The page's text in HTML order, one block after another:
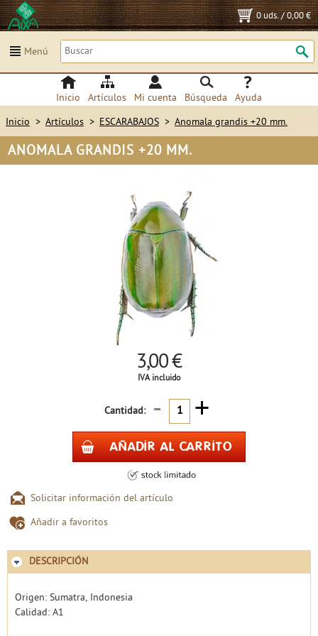
0 uds./0,00 €
Menú
Inicio Artículos Mi cuenta Búsqueda Ayuda
Inicio > Artículos > ESCARABAJOS > Anomala grandis +20 mm.
ANOMALA GRANDIS +20 MM.
3,00 €
IVA incluido
Cantidad: - +
Solicitar información del artículo
Añadir a favoritos
DESCRIPCIÓN
Origen: Sumatra, Indonesia
Calidad: A1